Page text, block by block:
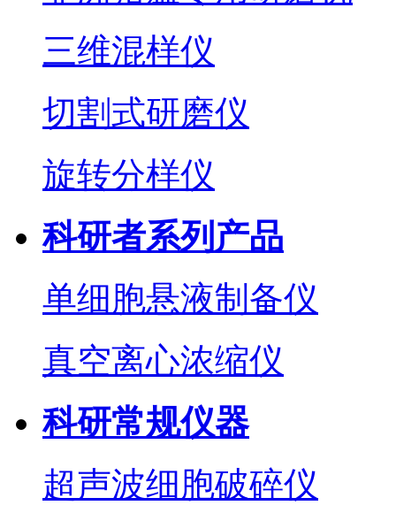
三维混样仪
切割式研磨仪
旋转分样仪
科研者系列产品
单细胞悬液制备仪
真空离心浓缩仪
科研常规仪器
超声波细胞破碎仪